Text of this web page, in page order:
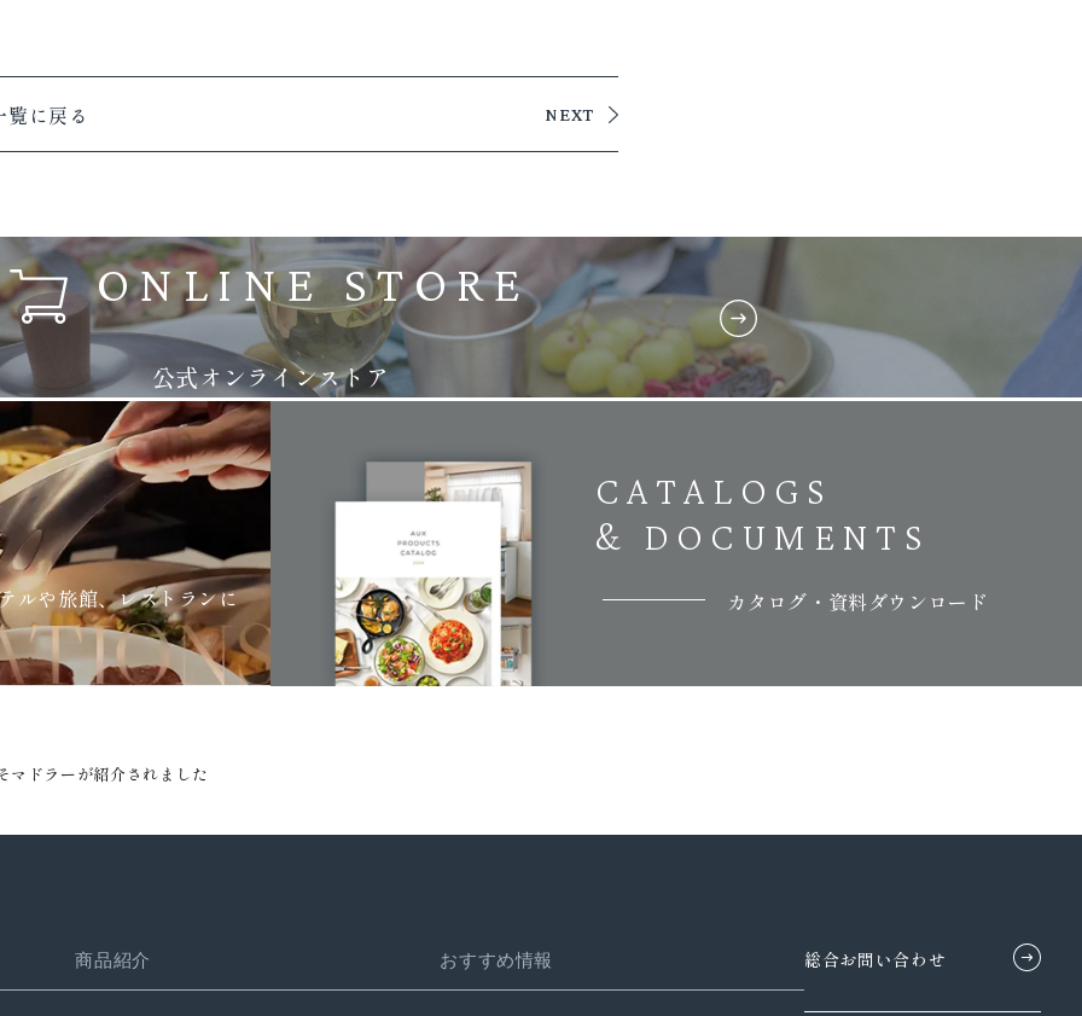
覧に戻る NEXT
ONLINE STORE
公式オンラインストア
ルや旅館、レストランに
CATALOGS
& DOCUMENTS
カタログ・資料ダウンロード
ドラーが紹介されました
商品紹介 おすすめ情報 総合お問い合わせ